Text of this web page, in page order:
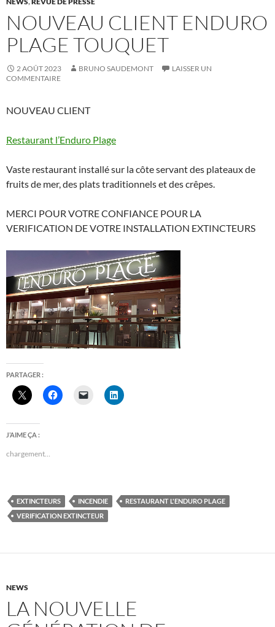
NOUVEAU CLIENT ENDURO
PLAGE TOUQUET
2 AOÛT 2023 BRUNO SAUDEMONT
LAISSER UN
COMMENTAIRE
NOUVEAU CLIENT
Restaurant l’Enduro Plage
Vaste restaurant installé sur la côte servant des plateaux de
fruits de mer, des plats traditionnels et des crêpes.
MERCI POUR VOTRE CONFIANCE POUR LA
VERIFICATION DE VOTRE INSTALLATION EXTINCTEURS
PARTAGER :
J’AIME ÇA :
chargement…
EXTINCTEURS INCENDIE
RESTAURANT L'ENDURO PLAGE
VERIFICATION EXTINCTEUR
NEWS
LA NOUVELLE